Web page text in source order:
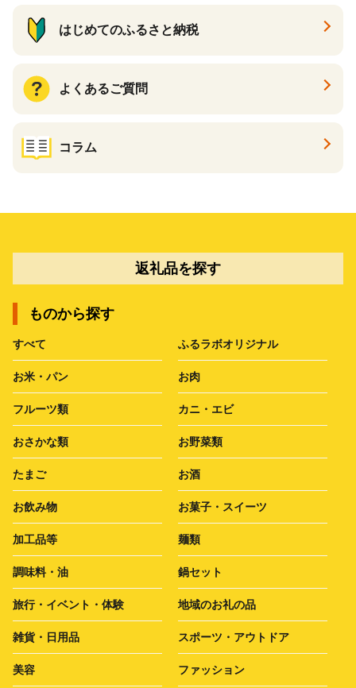
はじめてのふるさと納税
よくあるご質問
コラム
返礼品を探す
ものから探す
すべて ふるラボオリジナル
お米・パン お肉
フルーツ類 カニ・エビ
おさかな類 お野菜類
たまご お酒
お飲み物 お菓子・スイーツ
加工品等 麺類
調味料・油 鍋セット
旅行・イベント・体験 地域のお礼の品
雑貨・日用品 スポーツ・アウトドア
美容 ファッション